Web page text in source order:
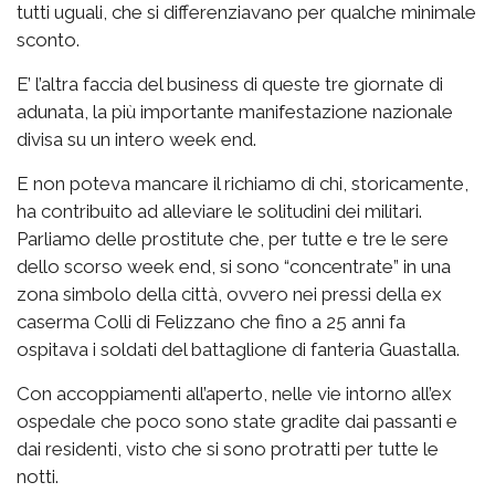
tutti uguali, che si differenziavano per qualche minimale
sconto.
E’ l’altra faccia del business di queste tre giornate di
adunata, la più importante manifestazione nazionale
divisa su un intero week end.
E non poteva mancare il richiamo di chi, storicamente,
ha contribuito ad alleviare le solitudini dei militari.
Parliamo delle prostitute che, per tutte e tre le sere
dello scorso week end, si sono “concentrate” in una
zona simbolo della città, ovvero nei pressi della ex
caserma Colli di Felizzano che fino a 25 anni fa
ospitava i soldati del battaglione di fanteria Guastalla.
Con accoppiamenti all’aperto, nelle vie intorno all’ex
ospedale che poco sono state gradite dai passanti e
dai residenti, visto che si sono protratti per tutte le
notti.